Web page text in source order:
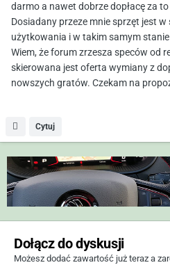
darmo a nawet dobrze dopłacę za
Dosiadany przeze mnie sprzęt jest
użytkowania i w takim samym
Wiem, że forum zrzesza speców od
skierowana jest oferta wymiany z
nowszych gratów. Czekam na
Cytuj
Dołącz do dyskusji
Możesz dodać zawartość już teraz a